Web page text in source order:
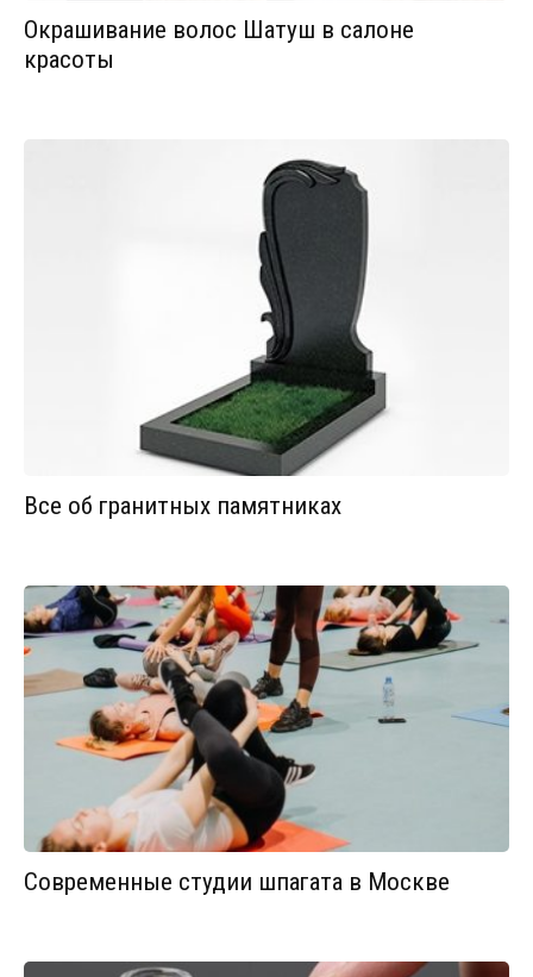
Окрашивание волос Шатуш в салоне
красоты
Все об гранитных памятниках
Современные студии шпагата в Москве